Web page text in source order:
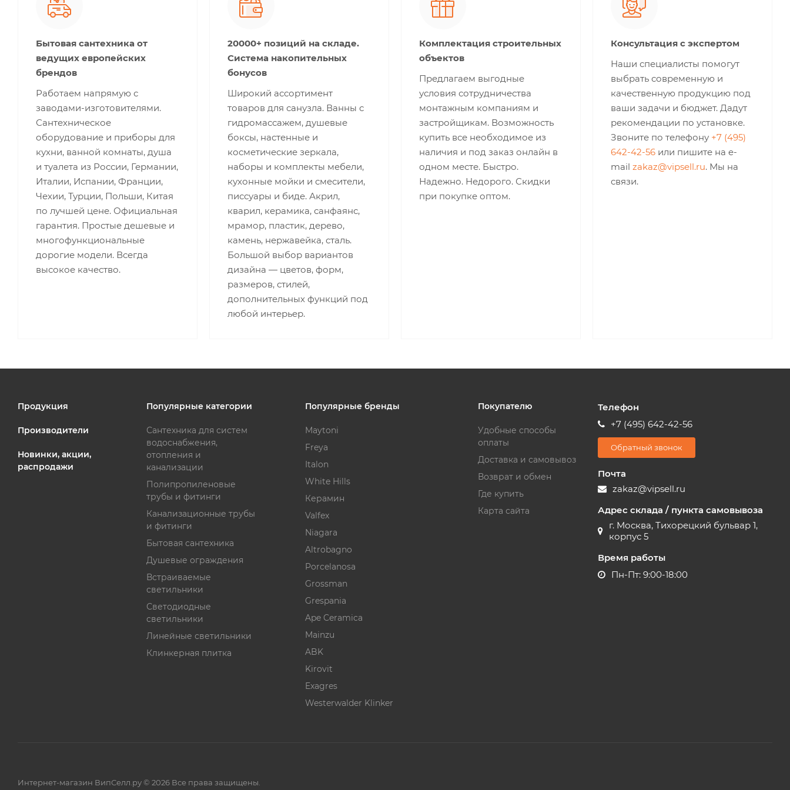
Бытовая сантехника от
ведущих европейских
брендов
Работаем напрямую с
заводами-изготовителями.
Сантехническое
оборудование и приборы для
кухни, ванной комнаты, душа
и туалета из России, Германии,
Италии, Испании, Франции,
Чехии, Турции, Польши, Китая
по лучшей цене. Официальная
гарантия. Простые дешевые и
многофункциональные
дорогие модели. Всегда
высокое качество.
20000+ позиций на складе.
Система накопительных
бонусов
Широкий ассортимент
товаров для санузла. Ванны с
гидромассажем, душевые
боксы, настенные и
косметические зеркала,
наборы и комплекты мебели,
кухонные мойки и смесители,
писсуары и биде. Акрил,
кварил, керамика, санфаянс,
мрамор, пластик, дерево,
камень, нержавейка, сталь.
Большой выбор вариантов
дизайна — цветов, форм,
размеров, стилей,
дополнительных функций под
любой интерьер.
Комплектация строительных
объектов
Предлагаем выгодные
условия сотрудничества
монтажным компаниям и
застройщикам. Возможность
купить все необходимое из
наличия и под заказ онлайн в
одном месте. Быстро.
Надежно. Недорого. Скидки
при покупке оптом.
Консультация с экспертом
Наши специалисты помогут
выбрать современную и
качественную продукцию под
ваши задачи и бюджет. Дадут
рекомендации по установке.
Звоните по телефону +7 (495)
642-42-56 или пишите на e-
mail zakaz@vipsell.ru. Мы на
связи.
Продукция
Производители
Новинки, акции,
распродажи
Популярные категории
Сантехника для систем
водоснабжения,
отопления и
канализации
Полипропиленовые
трубы и фитинги
Канализационные трубы
и фитинги
Бытовая сантехника
Душевые ограждения
Встраиваемые
светильники
Светодиодные
светильники
Линейные светильники
Клинкерная плитка
Популярные бренды
Maytoni
Freya
Italon
White Hills
Керамин
Valfex
Niagara
Altrobagno
Porcelanosa
Grossman
Grespania
Ape Ceramica
Mainzu
ABK
Kirovit
Exagres
Westerwalder Klinker
Покупателю
Удобные способы
оплаты
Доставка и самовывоз
Возврат и обмен
Где купить
Карта сайта
Телефон
+7 (495) 642-42-56
Обратный звонок
Почта
zakaz@vipsell.ru
Адрес склада / пункта самовывоза
г. Москва, Тихорецкий бульвар 1,
корпус 5
Время работы
Пн-Пт: 9:00-18:00
Интернет-магазин ВипСелл.ру © 2026 Все права защищены.